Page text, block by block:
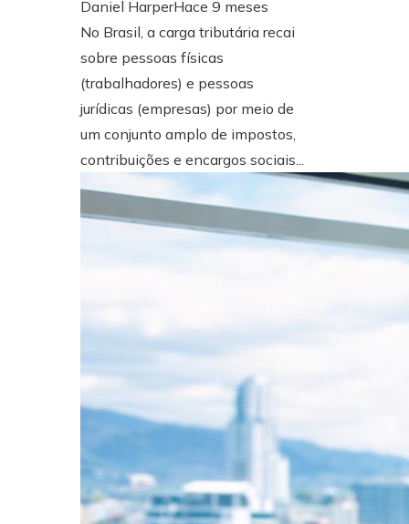
Daniel HarperHace 9 meses
No Brasil, a carga tributária recai
sobre pessoas físicas
(trabalhadores) e pessoas
jurídicas (empresas) por meio de
um conjunto amplo de impostos,
contribuições e encargos sociais...